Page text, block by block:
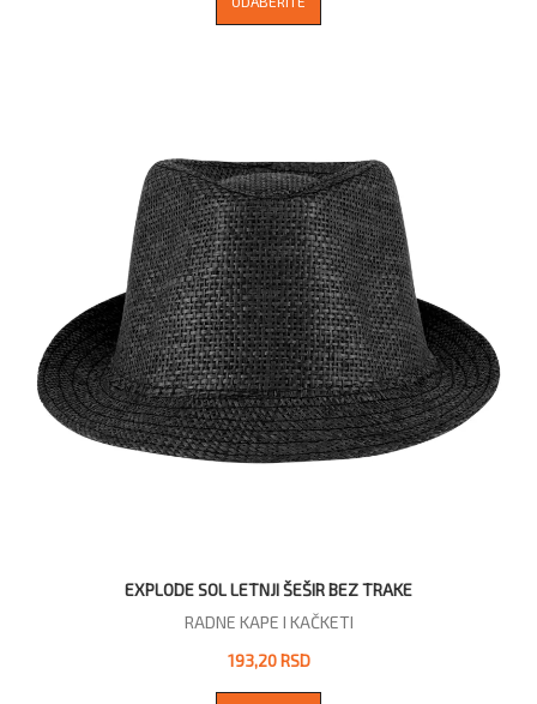
EXPLODE SOL LETNJI ŠEŠIR BEZ TRAKE
RADNE KAPE I KAČKETI
193,20 RSD